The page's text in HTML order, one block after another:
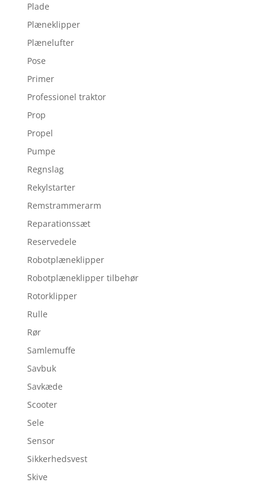
Plade
Plæneklipper
Plænelufter
Pose
Primer
Professionel traktor
Prop
Propel
Pumpe
Regnslag
Rekylstarter
Remstrammerarm
Reparationssæt
Reservedele
Robotplæneklipper
Robotplæneklipper tilbehør
Rotorklipper
Rulle
Rør
Samlemuffe
Savbuk
Savkæde
Scooter
Sele
Sensor
Sikkerhedsvest
Skive